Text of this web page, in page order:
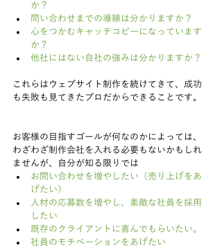
か？
問い合わせまでの導線は分かりますか？
心をつかむキャッチコピーになっています
か？
他社にはない自社の強みは分かりますか？
これらはウェブサイト制作を続けてきて、成功
も失敗も見てきたプロだからできることです。
お客様の目指すゴールが何なのかによっては、
わざわざ制作会社を入れる必要もないかもしれ
ませんが、自分が知る限りでは
お問い合わせを増やしたい（売り上げをあ
げたい）
人材の応募数を増やし、素敵な社員を採用
したい
既存のクライアントに喜んでもらいたい。
社員のモチベーションをあげたい